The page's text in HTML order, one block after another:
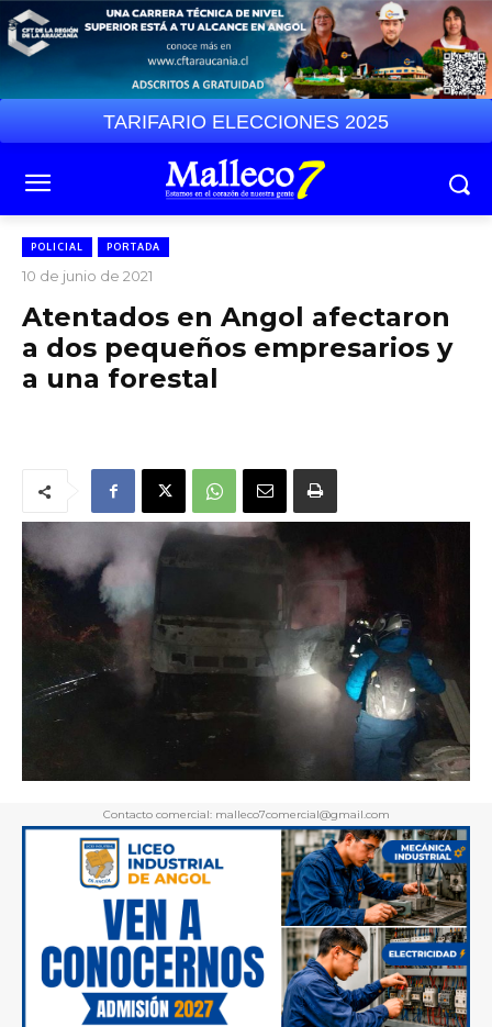
TARIFARIO ELECCIONES 2025
POLICIAL PORTADA
10 de junio de 2021
Atentados en Angol afectaron
a dos pequeños empresarios y
a una forestal
Contacto comercial: malleco7comercial@gmail.com